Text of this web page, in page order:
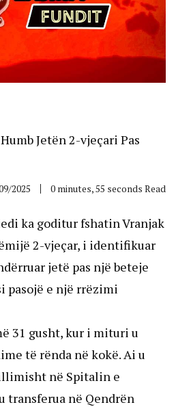
Jetën 2-vjeçari Pas
2025 0 minutes, 55 seconds Read
ka goditur fshatin Vranjak
2-vjeçar, i identifikuar
jetë pas një beteje
pasojë e një rrëzimi
31 gusht, kur i mituri u
të rënda në kokë. Ai u
në Spitalin e
transferua në Qendrën